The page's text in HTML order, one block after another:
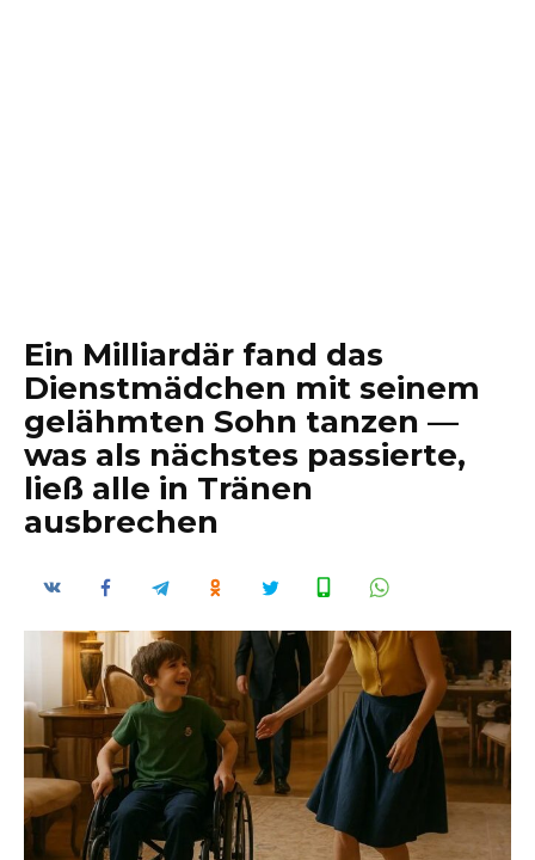
Ein Milliardär fand das
Dienstmädchen mit seinem
gelähmten Sohn tanzen —
was als nächstes passierte,
ließ alle in Tränen
ausbrechen